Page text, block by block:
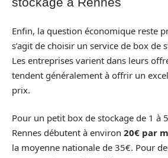
Enfin, la question économique reste
s’agit de choisir un service de box de
Les entreprises varient dans leurs
tendent généralement à offrir un
prix.
Pour un petit box de stockage de 1 à
Rennes débutent à environ 20€ par
la moyenne nationale de 35€. Pour